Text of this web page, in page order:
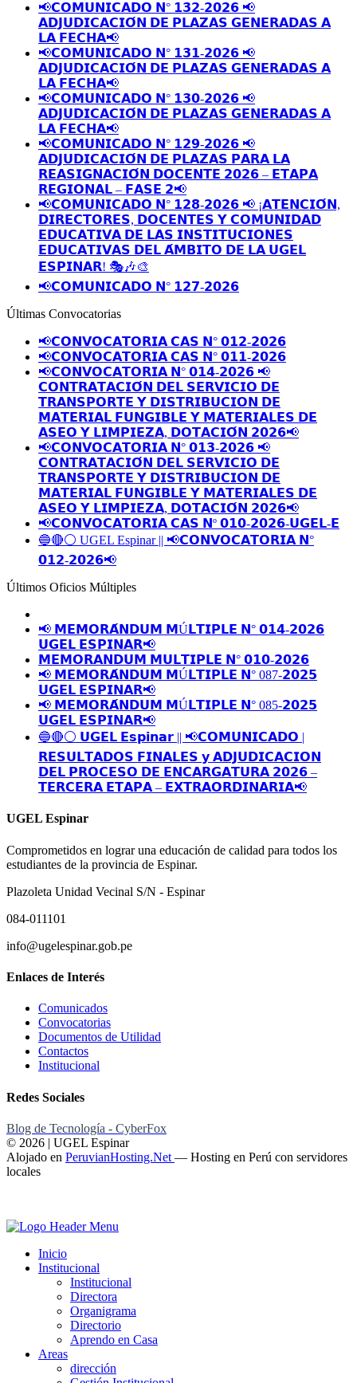
📢𝗖𝗢𝗠𝗨𝗡𝗜𝗖𝗔𝗗𝗢 𝗡° 𝟭𝟯𝟮-𝟮𝟬𝟮𝟲 📢
𝗔𝗗𝗝𝗨𝗗𝗜𝗖𝗔𝗖𝗜𝗢́𝗡 𝗗𝗘 𝗣𝗟𝗔𝗭𝗔𝗦 𝗚𝗘𝗡𝗘𝗥𝗔𝗗𝗔𝗦 𝗔
𝗟𝗔 𝗙𝗘𝗖𝗛𝗔📢
📢𝗖𝗢𝗠𝗨𝗡𝗜𝗖𝗔𝗗𝗢 𝗡° 𝟭𝟯𝟭-𝟮𝟬𝟮𝟲 📢
𝗔𝗗𝗝𝗨𝗗𝗜𝗖𝗔𝗖𝗜𝗢́𝗡 𝗗𝗘 𝗣𝗟𝗔𝗭𝗔𝗦 𝗚𝗘𝗡𝗘𝗥𝗔𝗗𝗔𝗦 𝗔
𝗟𝗔 𝗙𝗘𝗖𝗛𝗔📢
📢𝗖𝗢𝗠𝗨𝗡𝗜𝗖𝗔𝗗𝗢 𝗡° 𝟭𝟯𝟬-𝟮𝟬𝟮𝟲 📢
𝗔𝗗𝗝𝗨𝗗𝗜𝗖𝗔𝗖𝗜𝗢́𝗡 𝗗𝗘 𝗣𝗟𝗔𝗭𝗔𝗦 𝗚𝗘𝗡𝗘𝗥𝗔𝗗𝗔𝗦 𝗔
𝗟𝗔 𝗙𝗘𝗖𝗛𝗔📢
📢𝗖𝗢𝗠𝗨𝗡𝗜𝗖𝗔𝗗𝗢 𝗡° 𝟭𝟮𝟵-𝟮𝟬𝟮𝟲 📢
𝗔𝗗𝗝𝗨𝗗𝗜𝗖𝗔𝗖𝗜𝗢́𝗡 𝗗𝗘 𝗣𝗟𝗔𝗭𝗔𝗦 𝗣𝗔𝗥𝗔 𝗟𝗔
𝗥𝗘𝗔𝗦𝗜𝗚𝗡𝗔𝗖𝗜𝗢́𝗡 𝗗𝗢𝗖𝗘𝗡𝗧𝗘 𝟮𝟬𝟮𝟲 – 𝗘𝗧𝗔𝗣𝗔
𝗥𝗘𝗚𝗜𝗢𝗡𝗔𝗟 – 𝗙𝗔𝗦𝗘 𝟮📢
📢𝗖𝗢𝗠𝗨𝗡𝗜𝗖𝗔𝗗𝗢 𝗡° 𝟭𝟮𝟴-𝟮𝟬𝟮𝟲 📢 ¡𝗔𝗧𝗘𝗡𝗖𝗜𝗢́𝗡,
𝗗𝗜𝗥𝗘𝗖𝗧𝗢𝗥𝗘𝗦, 𝗗𝗢𝗖𝗘𝗡𝗧𝗘𝗦 𝗬 𝗖𝗢𝗠𝗨𝗡𝗜𝗗𝗔𝗗
𝗘𝗗𝗨𝗖𝗔𝗧𝗜𝗩𝗔 𝗗𝗘 𝗟𝗔𝗦 𝗜𝗡𝗦𝗧𝗜𝗧𝗨𝗖𝗜𝗢𝗡𝗘𝗦
𝗘𝗗𝗨𝗖𝗔𝗧𝗜𝗩𝗔𝗦 𝗗𝗘𝗟 𝗔́𝗠𝗕𝗜𝗧𝗢 𝗗𝗘 𝗟𝗔 𝗨𝗚𝗘𝗟
𝗘𝗦𝗣𝗜𝗡𝗔𝗥! 🎭🎶🎨
📢𝗖𝗢𝗠𝗨𝗡𝗜𝗖𝗔𝗗𝗢 𝗡° 𝟭𝟮𝟳-𝟮𝟬𝟮𝟲
Últimas Convocatorias
📢𝗖𝗢𝗡𝗩𝗢𝗖𝗔𝗧𝗢𝗥𝗜𝗔 𝗖𝗔𝗦 𝗡° 𝟬𝟭𝟮-𝟮𝟬𝟮𝟲
📢𝗖𝗢𝗡𝗩𝗢𝗖𝗔𝗧𝗢𝗥𝗜𝗔 𝗖𝗔𝗦 𝗡° 𝟬𝟭𝟭-𝟮𝟬𝟮𝟲
📢𝗖𝗢𝗡𝗩𝗢𝗖𝗔𝗧𝗢𝗥𝗜𝗔 𝗡° 𝟬𝟭𝟰-𝟮𝟬𝟮𝟲 📢
𝗖𝗢𝗡𝗧𝗥𝗔𝗧𝗔𝗖𝗜𝗢́𝗡 𝗗𝗘𝗟 𝗦𝗘𝗥𝗩𝗜𝗖𝗜𝗢 𝗗𝗘
𝗧𝗥𝗔𝗡𝗦𝗣𝗢𝗥𝗧𝗘 𝗬 𝗗𝗜𝗦𝗧𝗥𝗜𝗕𝗨𝗖𝗜𝗢𝗡 𝗗𝗘
𝗠𝗔𝗧𝗘𝗥𝗜𝗔𝗟 𝗙𝗨𝗡𝗚𝗜𝗕𝗟𝗘 𝗬 𝗠𝗔𝗧𝗘𝗥𝗜𝗔𝗟𝗘𝗦 𝗗𝗘
𝗔𝗦𝗘𝗢 𝗬 𝗟𝗜𝗠𝗣𝗜𝗘𝗭𝗔, 𝗗𝗢𝗧𝗔𝗖𝗜𝗢́𝗡 𝟮𝟬𝟮𝟲📢
📢𝗖𝗢𝗡𝗩𝗢𝗖𝗔𝗧𝗢𝗥𝗜𝗔 𝗡° 𝟬𝟭𝟯-𝟮𝟬𝟮𝟲 📢
𝗖𝗢𝗡𝗧𝗥𝗔𝗧𝗔𝗖𝗜𝗢́𝗡 𝗗𝗘𝗟 𝗦𝗘𝗥𝗩𝗜𝗖𝗜𝗢 𝗗𝗘
𝗧𝗥𝗔𝗡𝗦𝗣𝗢𝗥𝗧𝗘 𝗬 𝗗𝗜𝗦𝗧𝗥𝗜𝗕𝗨𝗖𝗜𝗢𝗡 𝗗𝗘
𝗠𝗔𝗧𝗘𝗥𝗜𝗔𝗟 𝗙𝗨𝗡𝗚𝗜𝗕𝗟𝗘 𝗬 𝗠𝗔𝗧𝗘𝗥𝗜𝗔𝗟𝗘𝗦 𝗗𝗘
𝗔𝗦𝗘𝗢 𝗬 𝗟𝗜𝗠𝗣𝗜𝗘𝗭𝗔, 𝗗𝗢𝗧𝗔𝗖𝗜𝗢́𝗡 𝟮𝟬𝟮𝟲📢
📢𝗖𝗢𝗡𝗩𝗢𝗖𝗔𝗧𝗢𝗥𝗜𝗔 𝗖𝗔𝗦 𝗡º 𝟬𝟭𝟬-𝟮𝟬𝟮𝟲-𝗨𝗚𝗘𝗟-𝗘
🔵🔴⚪️ UGEL Espinar || 📢𝗖𝗢𝗡𝗩𝗢𝗖𝗔𝗧𝗢𝗥𝗜𝗔 𝗡°
𝟬𝟭𝟮-𝟮𝟬𝟮𝟲📢
Últimos Oficios Múltiples
📢 𝗠𝗘𝗠𝗢𝗥𝗔́𝗡𝗗𝗨𝗠 𝗠Ú𝗟𝗧𝗜𝗣𝗟𝗘 𝗡° 𝟬𝟭𝟰-𝟮𝟬𝟮𝟲
𝗨𝗚𝗘𝗟 𝗘𝗦𝗣𝗜𝗡𝗔𝗥📢
𝗠𝗘𝗠𝗢𝗥𝗔𝗡𝗗𝗨𝗠 𝗠𝗨𝗟𝗧𝗜𝗣𝗟𝗘 𝗡° 𝟬𝟭𝟬-𝟮𝟬𝟮𝟲
📢 𝗠𝗘𝗠𝗢𝗥𝗔́𝗡𝗗𝗨𝗠 𝗠Ú𝗟𝗧𝗜𝗣𝗟𝗘 𝗡° 087-𝟮𝟬𝟮𝟱
𝗨𝗚𝗘𝗟 𝗘𝗦𝗣𝗜𝗡𝗔𝗥📢
📢 𝗠𝗘𝗠𝗢𝗥𝗔́𝗡𝗗𝗨𝗠 𝗠Ú𝗟𝗧𝗜𝗣𝗟𝗘 𝗡° 085-𝟮𝟬𝟮𝟱
𝗨𝗚𝗘𝗟 𝗘𝗦𝗣𝗜𝗡𝗔𝗥📢
🔵🔴⚪️ 𝗨𝗚𝗘𝗟 𝗘𝘀𝗽𝗶𝗻𝗮𝗿 || 📢𝗖𝗢𝗠𝗨𝗡𝗜𝗖𝗔𝗗𝗢 |
𝗥𝗘𝗦𝗨𝗟𝗧𝗔𝗗𝗢𝗦 𝗙𝗜𝗡𝗔𝗟𝗘𝗦 𝘆 𝗔𝗗𝗝𝗨𝗗𝗜𝗖𝗔𝗖𝗜𝗢𝗡
𝗗𝗘𝗟 𝗣𝗥𝗢𝗖𝗘𝗦𝗢 𝗗𝗘 𝗘𝗡𝗖𝗔𝗥𝗚𝗔𝗧𝗨𝗥𝗔 𝟮𝟬𝟮𝟲 –
𝗧𝗘𝗥𝗖𝗘𝗥𝗔 𝗘𝗧𝗔𝗣𝗔 – 𝗘𝗫𝗧𝗥𝗔𝗢𝗥𝗗𝗜𝗡𝗔𝗥𝗜𝗔📢
UGEL Espinar
Comprometidos en lograr una educación de calidad para todos los
estudiantes de la provincia de Espinar.
Plazoleta Unidad Vecinal S/N - Espinar
084-011101
info@ugelespinar.gob.pe
Enlaces de Interés
Comunicados
Convocatorias
Documentos de Utilidad
Contactos
Institucional
Redes Sociales
Blog de Tecnología - CyberFox
© 2026 | UGEL Espinar
Alojado en PeruvianHosting.Net — Hosting en Perú con servidores
locales
Inicio
Institucional
Institucional
Directora
Organigrama
Directorio
Aprendo en Casa
Areas
dirección